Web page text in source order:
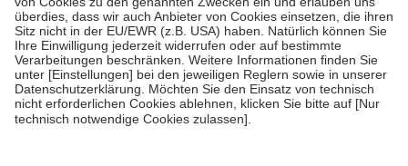
• Kindern und Jugendlichen bis zum vollendeten 18. Lebensjahr
mit Ausnahme der Fahrkosten
• Untersuchungen zur Vorsorge und Früherkennung, die von der
GKV getragen werden
• empfohlenen Schutzimpfungen
• Harn- und Blutteststreifen